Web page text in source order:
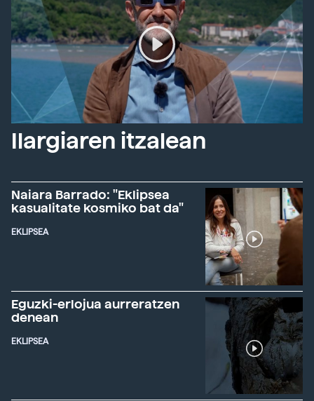
Ilargiaren itzalean
Naiara Barrado: "Eklipsea
kasualitate kosmiko bat da"
EKLIPSEA
Eguzki-erlojua aurreratzen
denean
EKLIPSEA